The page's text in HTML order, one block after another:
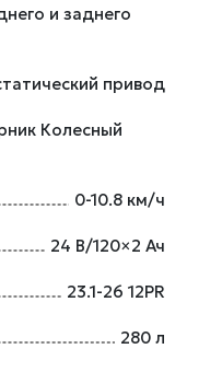
и заднего
привод
Колесный
0-10.8 км/ч
24 В/120×2 Ач
23.1-26 12PR
280 л